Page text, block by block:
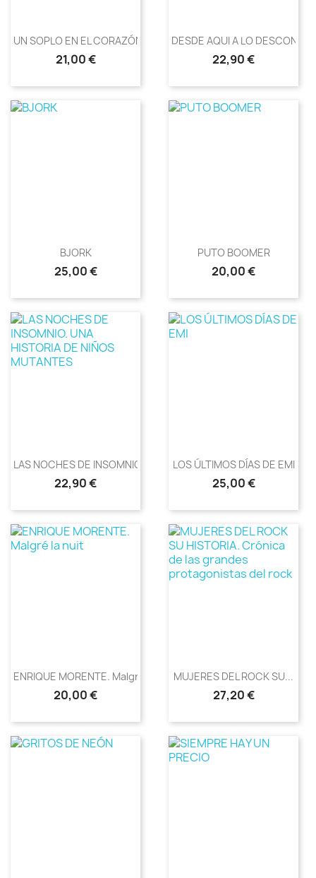
UN SOPLO EN EL CORAZÓN, EL...
Precio
21,00 €
DESDE AQUI A LO
Precio
22,90 €
BJORK
Precio
25,00 €
PUTO BOOMER
Precio
20,00 €
LAS NOCHES DE INSOMNIO. UNA...
Precio
22,90 €
LOS ÚLTIMOS DÍAS DE EMI
Precio
25,00 €
ENRIQUE MORENTE. Malgré La...
Precio
20,00 €
MUJERES DEL ROCK SU...
Precio
27,20 €